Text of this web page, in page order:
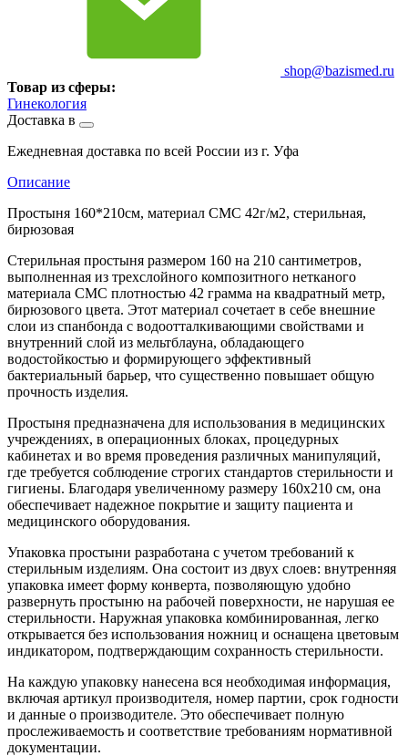
shop@bazismed.ru
Товар из сферы:
Гинекология
Доставка в
Ежедневная доставка по всей России из г. Уфа
Описание
Простыня 160*210см, материал СМС 42г/м2, стерильная,
бирюзовая
Стерильная простыня размером 160 на 210 сантиметров,
выполненная из трехслойного композитного нетканого
материала СМС плотностью 42 грамма на квадратный метр,
бирюзового цвета. Этот материал сочетает в себе внешние
слои из спанбонда с водоотталкивающими свойствами и
внутренний слой из мельтблауна, обладающего
водостойкостью и формирующего эффективный
бактериальный барьер, что существенно повышает общую
прочность изделия.
Простыня предназначена для использования в медицинских
учреждениях, в операционных блоках, процедурных
кабинетах и во время проведения различных манипуляций,
где требуется соблюдение строгих стандартов стерильности и
гигиены. Благодаря увеличенному размеру 160х210 см, она
обеспечивает надежное покрытие и защиту пациента и
медицинского оборудования.
Упаковка простыни разработана с учетом требований к
стерильным изделиям. Она состоит из двух слоев: внутренняя
упаковка имеет форму конверта, позволяющую удобно
развернуть простыню на рабочей поверхности, не нарушая ее
стерильности. Наружная упаковка комбинированная, легко
открывается без использования ножниц и оснащена цветовым
индикатором, подтверждающим сохранность стерильности.
На каждую упаковку нанесена вся необходимая информация,
включая артикул производителя, номер партии, срок годности
и данные о производителе. Это обеспечивает полную
прослеживаемость и соответствие требованиям нормативной
документации.